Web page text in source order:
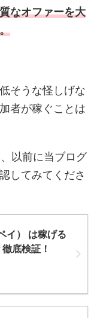
なオファーを大
そうな怪しげな
者が稼ぐことは
以前に当ブログ
してみてくださ
イ） は稼げる
底検証！